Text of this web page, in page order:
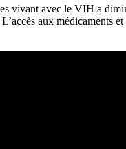
vivant avec le VIH a
aux médicaments